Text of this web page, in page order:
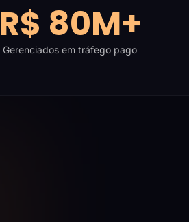
R$ 80M+
Gerenciados em tráfego pago